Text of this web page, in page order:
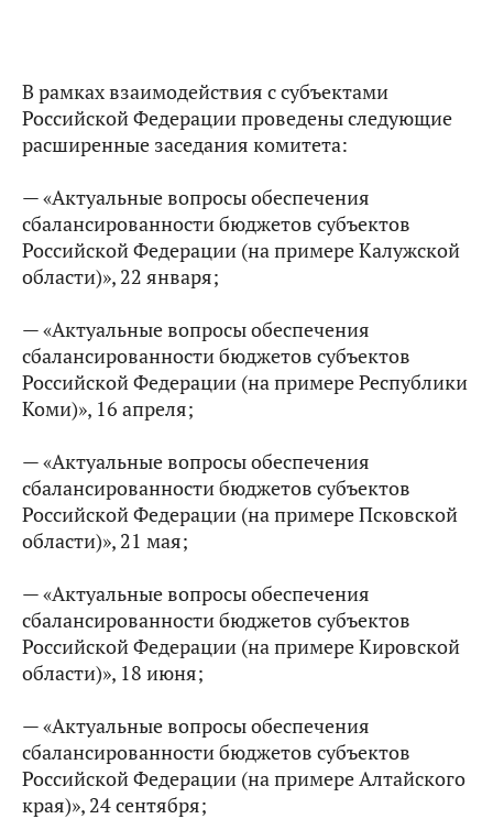
В рамках взаимодействия с субъектами
Российской Федерации проведены следующие
расширенные заседания комитета:
— «Актуальные вопросы обеспечения
сбалансированности бюджетов субъектов
Российской Федерации (на примере Калужской
области)», 22 января;
— «Актуальные вопросы обеспечения
сбалансированности бюджетов субъектов
Российской Федерации (на примере Республики
Коми)», 16 апреля;
— «Актуальные вопросы обеспечения
сбалансированности бюджетов субъектов
Российской Федерации (на примере Псковской
области)», 21 мая;
— «Актуальные вопросы обеспечения
сбалансированности бюджетов субъектов
Российской Федерации (на примере Кировской
области)», 18 июня;
— «Актуальные вопросы обеспечения
сбалансированности бюджетов субъектов
Российской Федерации (на примере Алтайского
края)», 24 сентября;